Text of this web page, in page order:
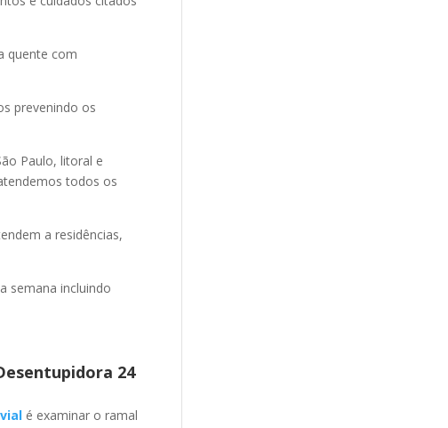
quente com
prevenindo os
Paulo, litoral e
todos os
a residências,
semana incluindo
24
é examinar o ramal